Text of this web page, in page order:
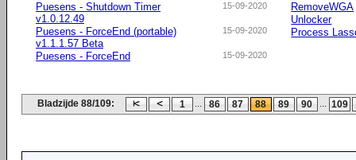
15-09-2020
Puesens - Shutdown Timer
v1.0.12.49
15-09-2020
Puesens - ForceEnd (portable)
v1.1.1.57 Beta
15-09-2020
Puesens - ForceEnd
RemoveWGA
Unlocker
Process
Bladzijde 88/109: 1 ... 86 87 88 89 90 ... 109